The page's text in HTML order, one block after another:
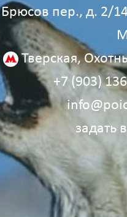
Брюсов пер., д. 2/
Тверская,
+7 (903)
задать